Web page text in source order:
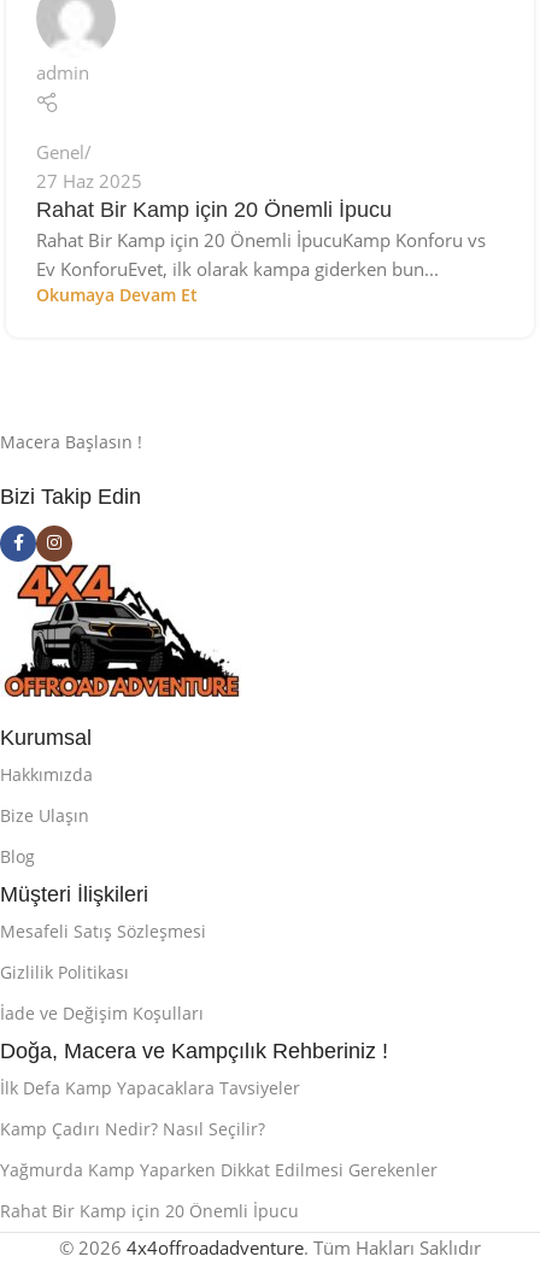
admin
Genel
27 Haz 2025
Rahat Bir Kamp için 20 Önemli İpucu
Rahat Bir Kamp için 20 Önemli İpucuKamp Konforu vs
Ev KonforuEvet, ilk olarak kampa giderken bun...
Okumaya Devam Et
Macera Başlasın !
Bizi Takip Edin
Kurumsal
Hakkımızda
Bize Ulaşın
Blog
Müşteri İlişkileri
Mesafeli Satış Sözleşmesi
Gizlilik Politikası
İade ve Değişim Koşulları
Doğa, Macera ve Kampçılık Rehberiniz !
İlk Defa Kamp Yapacaklara Tavsiyeler
Kamp Çadırı Nedir? Nasıl Seçilir?
Yağmurda Kamp Yaparken Dikkat Edilmesi Gerekenler
Rahat Bir Kamp için 20 Önemli İpucu
© 2026 4x4offroadadventure. Tüm Hakları Saklıdır